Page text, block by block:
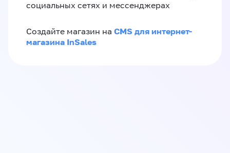
социальных сетях и мессенджерах
Создайте магазин на CMS для интернет-
магазина InSales